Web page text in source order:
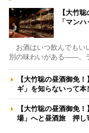
【大竹
「マン
お酒はいつ飲んでもい
別の味わいがある――。
【大竹聡の昼酒御免
ギ」を知らないって
【大竹聡の昼酒御免
場」へと昼酒旅 押し